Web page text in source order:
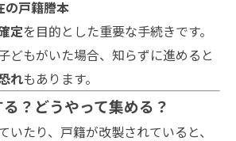
の戸籍謄本
定を目的とした重要な手続きです。
どもがいた場合、知らずに進めると
れもあります。
？どうやって集める？
いたり、戸籍が改製されていると、